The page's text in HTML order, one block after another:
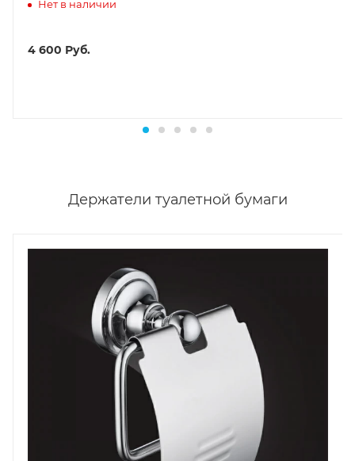
Нет в наличии
4 600 Руб.
Держатели туалетной бумаги